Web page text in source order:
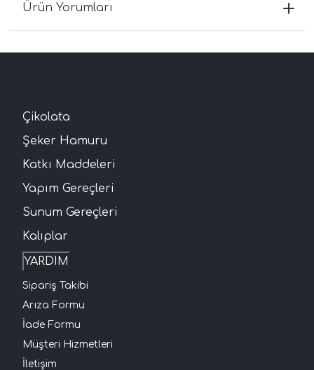
Ürün Yorumları
Çikolata
Şeker Hamuru
Katkı Maddeleri
Yapım Gereçleri
Sunum Gereçleri
Kalıplar
YARDIM
Sipariş Takibi
Arıza Formu
İade Formu
Müşteri Hizmetleri
İletişim